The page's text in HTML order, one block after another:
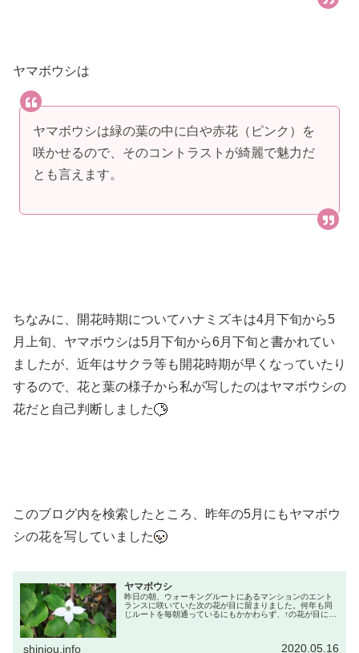
ヤマボウシは
ヤマボウシは緑の葉の中に白や赤花（ピンク）を
咲かせるので、そのコントラストが綺麗で魅力だ
とも言えます。
ちなみに、開花時期についてハナミズキは4月下旬から5
月上旬、ヤマボウシは5月下旬から6月下旬と書かれてい
ましたが、近年はサクラ等も開花時期が早くなっていたり
するので、花と葉の様子から私が写したのはヤマボウシの
花だと自己判断しました
このブログ内を検索したところ、昨年の5月にもヤマボウ
シの花を写していました
ヤマボウシ
昨日の朝、ウォーキングルートにあるマンションのエント
ランスに咲いていた次の花が目に留まりました。何年も同
じルートを毎朝通っているにもかかわらず、↑の花が目に留
shinjou.info 2020.05.16